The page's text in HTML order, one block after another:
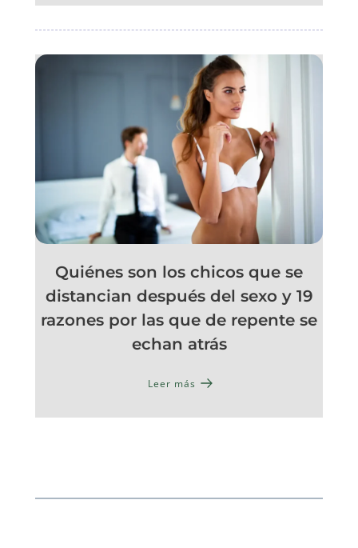
Quiénes son los chicos que se
distancian después del sexo y 19
razones por las que de repente se
echan atrás
Leer más